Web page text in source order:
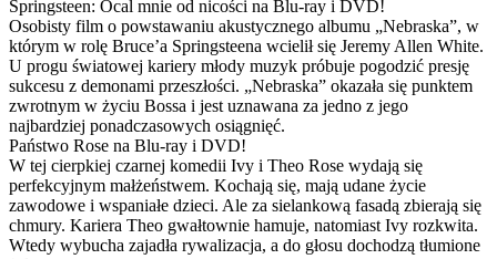
Springsteen: Ocal mnie od nicości na Blu-ray i DVD!
Osobisty film o powstawaniu akustycznego albumu „Nebraska”, w
którym w rolę Bruce’a Springsteena wcielił się Jeremy Allen White.
U progu światowej kariery młody muzyk próbuje pogodzić presję
sukcesu z demonami przeszłości. „Nebraska” okazała się punktem
zwrotnym w życiu Bossa i jest uznawana za jedno z jego
najbardziej ponadczasowych osiągnięć.
Państwo Rose na Blu-ray i DVD!
W tej cierpkiej czarnej komedii Ivy i Theo Rose wydają się
perfekcyjnym małżeństwem. Kochają się, mają udane życie
zawodowe i wspaniałe dzieci. Ale za sielankową fasadą zbierają się
chmury. Kariera Theo gwałtownie hamuje, natomiast Ivy rozkwita.
Wtedy wybucha zajadła rywalizacja, a do głosu dochodzą tłumione